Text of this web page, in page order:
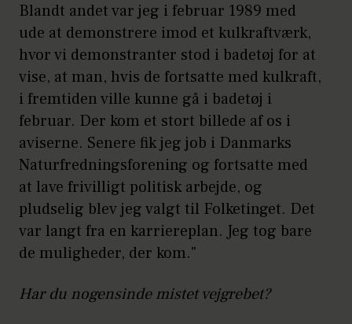
Blandt andet var jeg i februar 1989 med
ude at demonstrere imod et kulkraftværk,
hvor vi demonstranter stod i badetøj for at
vise, at man, hvis de fortsatte med kulkraft,
i fremtiden ville kunne gå i badetøj i
februar. Der kom et stort billede af os i
aviserne. Senere fik jeg job i Danmarks
Naturfredningsforening og fortsatte med
at lave frivilligt politisk arbejde, og
pludselig blev jeg valgt til Folketinget. Det
var langt fra en karriereplan. Jeg tog bare
de muligheder, der kom."
Har du nogensinde mistet vejgrebet?